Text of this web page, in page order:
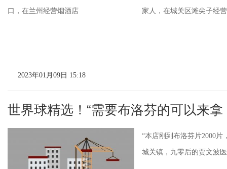
家人，在城关区滩尖子经
2023年01月09日 15:18
世界球精选！“需要布洛芬的可以来拿
“本店刚到布洛芬片2000片
城关镇，九零后的贾文波